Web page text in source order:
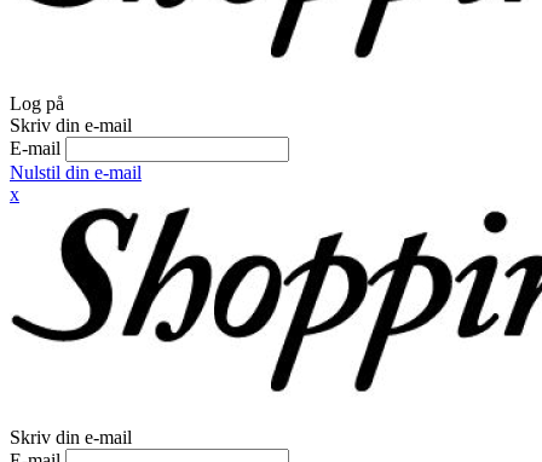
Log på
Skriv din e-mail
E-mail
Nulstil din e-mail
x
Skriv din e-mail